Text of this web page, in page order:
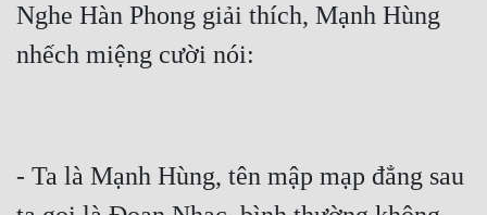
Nghe Hàn Phong giải thích, Mạnh Hùng
nhếch miệng cười nói:
- Ta là Mạnh Hùng, tên mập mạp đẳng sau